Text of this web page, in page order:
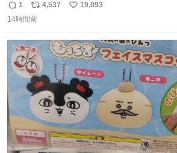
返
信
1
リ
ポ
ト
数
4,537
い
数
19,093
14時間前